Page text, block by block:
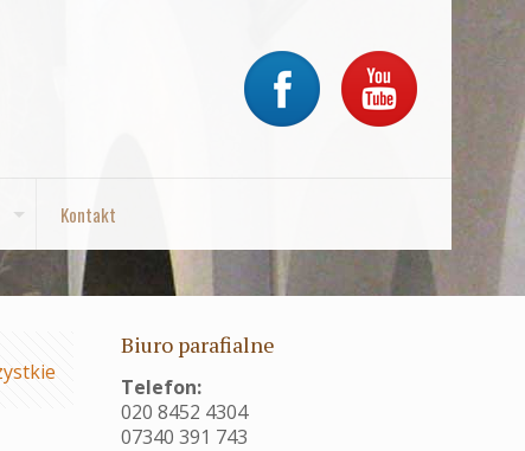
Kontakt
Biuro parafialne
Telefon:
020 8452 4304
07340 391 743